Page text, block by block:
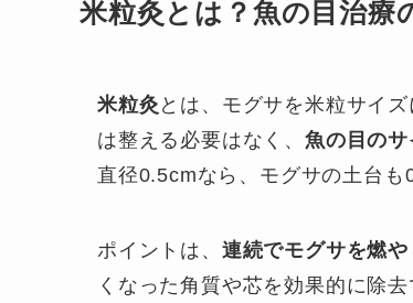
米粒灸とは？魚の目治療
米粒灸 とは、モグサを米粒サイ
は整える必要はなく、 魚の目の
直径0.5cmなら、モグサの土台も
ポイントは、 連続でモグサを燃
くなった角質や芯を効果的に除